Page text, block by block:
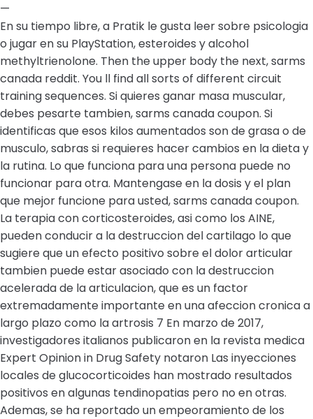
—
En su tiempo libre, a Pratik le gusta leer sobre psicologia
o jugar en su PlayStation, esteroides y alcohol
methyltrienolone. Then the upper body the next, sarms
canada reddit. You ll find all sorts of different circuit
training sequences. Si quieres ganar masa muscular,
debes pesarte tambien, sarms canada coupon. Si
identificas que esos kilos aumentados son de grasa o de
musculo, sabras si requieres hacer cambios en la dieta y
la rutina. Lo que funciona para una persona puede no
funcionar para otra. Mantengase en la dosis y el plan
que mejor funcione para usted, sarms canada coupon.
La terapia con corticosteroides, asi como los AINE,
pueden conducir a la destruccion del cartilago lo que
sugiere que un efecto positivo sobre el dolor articular
tambien puede estar asociado con la destruccion
acelerada de la articulacion, que es un factor
extremadamente importante en una afeccion cronica a
largo plazo como la artrosis 7 En marzo de 2017,
investigadores italianos publicaron en la revista medica
Expert Opinion in Drug Safety notaron Las inyecciones
locales de glucocorticoides han mostrado resultados
positivos en algunas tendinopatias pero no en otras.
Ademas, se ha reportado un empeoramiento de los